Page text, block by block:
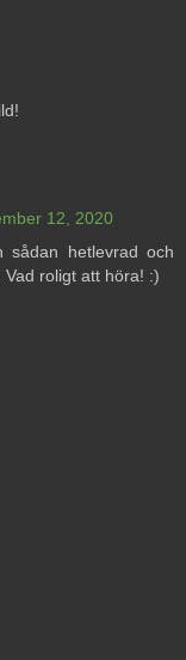
12, 2020
sådan hetlevrad och
roligt att höra! :)